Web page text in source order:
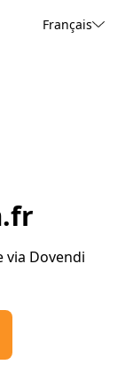
Français
via Dovendi